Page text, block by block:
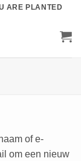
ARE PLANTED
of e-
om een nieuw